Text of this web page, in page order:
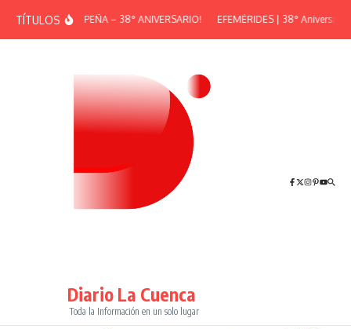
TÍTULOS¡GRAN PEÑA – 38° ANIVERSARIO! EFEMÉRIDES | 38°
Diario La Cuenca
Toda la Información en un solo lugar